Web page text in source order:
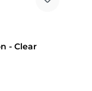
- Clear